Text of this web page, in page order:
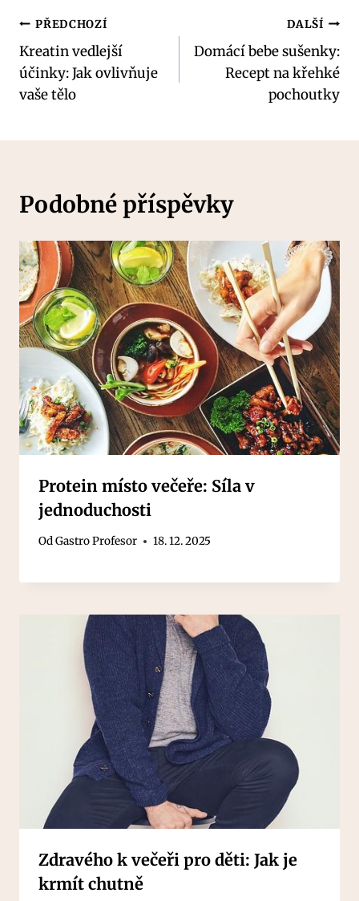
Navigace
pro
příspěvek
PŘEDCHOZÍ
Kreatin vedlejší
účinky: Jak ovlivňuje
vaše tělo
DALŠÍ
Domácí bebe sušenky:
Recept na křehké
pochoutky
Podobné příspěvky
Protein místo večeře: Síla v
jednoduchosti
OdGastro Profesor 18. 12. 2025
Zdravého k večeři pro děti: Jak je
krmít chutně